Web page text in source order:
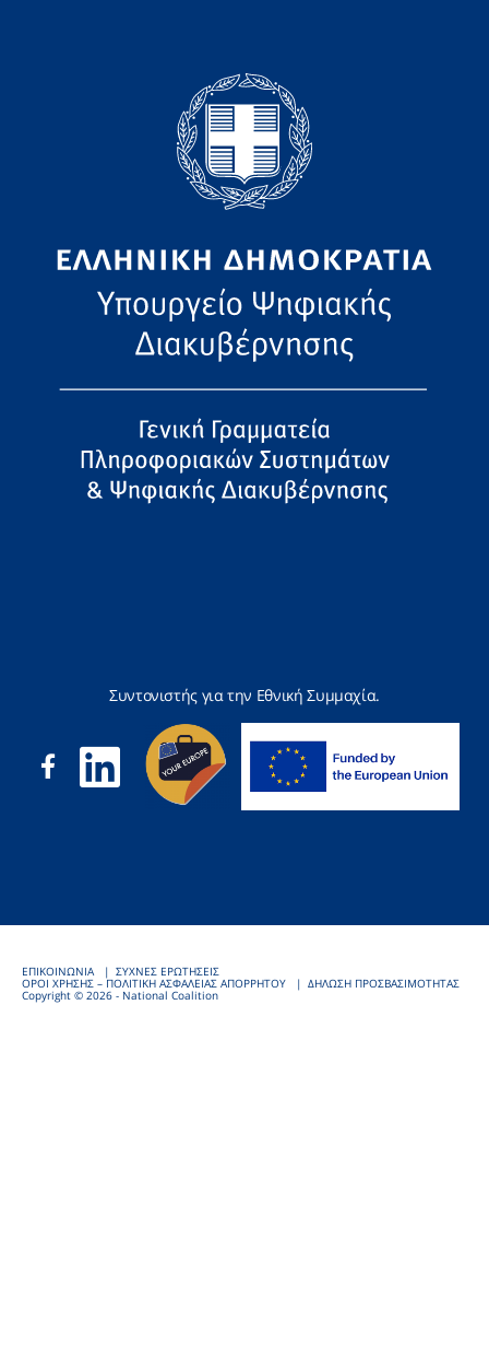
Συντονιστής για την Εθνική Συμμαχία.
ΕΠΙΚΟΙΝΩΝΙΑ
ΣΥΧΝΕΣ ΕΡΩΤΗΣΕΙΣ
ΟΡΟΙ ΧΡΗΣΗΣ – ΠΟΛΙΤΙΚΗ ΑΣΦΑΛΕΙΑΣ ΑΠΟΡΡΗΤΟΥ
ΔΗΛΩΣΗ ΠΡΟΣΒΑΣΙΜΟΤΗΤΑΣ
Copyright © 2026 - National Coalition